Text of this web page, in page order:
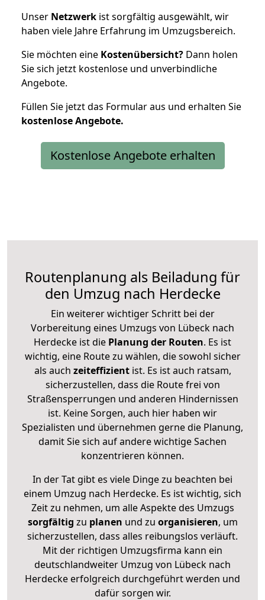
Unser Netzwerk ist sorgfältig ausgewählt, wir
haben viele Jahre Erfahrung im Umzugsbereich.
Sie möchten eine Kostenübersicht? Dann holen
Sie sich jetzt kostenlose und unverbindliche
Angebote.
Füllen Sie jetzt das Formular aus und erhalten Sie
kostenloseAngebote.
Kostenlose Angebote erhalten
Routenplanung als Beiladung für
den Umzug nach Herdecke
Ein weiterer wichtiger Schritt bei der
Vorbereitung eines Umzugs von Lübeck nach
Herdecke ist die Planung der Routen. Es ist
wichtig, eine Route zu wählen, die sowohl sicher
als auch zeiteffizientist. Es ist auch ratsam,
sicherzustellen, dass die Route frei von
Straßensperrungen und anderen Hindernissen
ist. Keine Sorgen, auch hier haben wir
Spezialisten und übernehmen gerne die Planung,
damit Sie sich auf andere wichtige Sachen
konzentrieren können.
In der Tat gibt es viele Dinge zu beachten bei
einem Umzug nach Herdecke. Es ist wichtig, sich
Zeit zu nehmen, um alle Aspekte des Umzugs
sorgfältig zu planen und zu organisieren, um
sicherzustellen, dass alles reibungslos verläuft.
Mit der richtigen Umzugsfirma kann ein
deutschlandweiter Umzug von Lübeck nach
Herdecke erfolgreich durchgeführt werden und
dafür sorgen wir.